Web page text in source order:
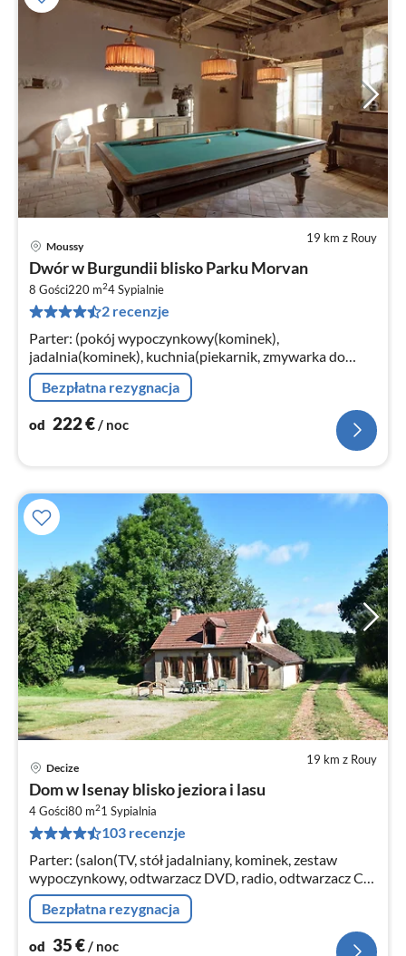
19 km z Rouy
Moussy
Dwór w Burgundii blisko Parku Morvan
8 Gości220 m24Sypialnie
2 recenzje
Parter: (pokój wypoczynkowy(kominek),
jadalnia(kominek), kuchnia(piekarnik, zmywarka do
naczyń, zamrażarka), toaleta(toaleta), pomieszczenie
gospodarcze)
Bezpłatna rezygnacja
od 222€/ noc
19 km z Rouy
Decize
Dom w Isenay blisko jeziora i lasu
4 Gości80 m21 Sypialnia
103 recenzje
Parter: (salon(TV, stół jadalniany, kominek, zestaw
wypoczynkowy, odtwarzacz DVD, radio, odtwarzacz CD,
grill)
Bezpłatna rezygnacja
od 35€/ noc